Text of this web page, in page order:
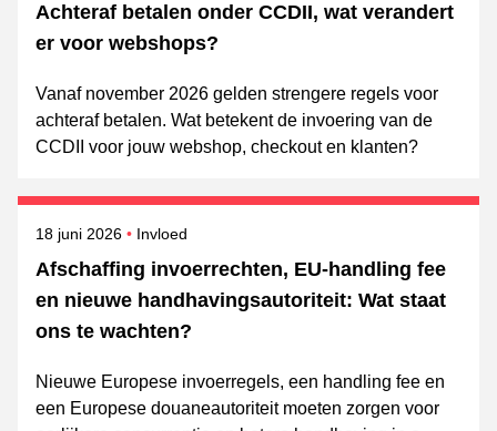
Achteraf betalen onder CCDII, wat verandert
er voor webshops?
Vanaf november 2026 gelden strengere regels voor
achteraf betalen. Wat betekent de invoering van de
CCDII voor jouw webshop, checkout en klanten?
Afschaffing invoerrechten, EU-handling fee
en nieuwe handhavingsautoriteit: Wat staat
ons te wachten?
Gepubliceerd op
18 juni 2026 Onderwerpen
Invloed
Nieuwe Europese invoerregels, een handling fee en
een Europese douaneautoriteit moeten zorgen voor